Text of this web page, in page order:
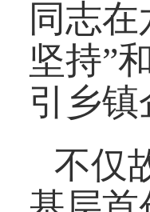
同志
坚持”
引乡
不仅